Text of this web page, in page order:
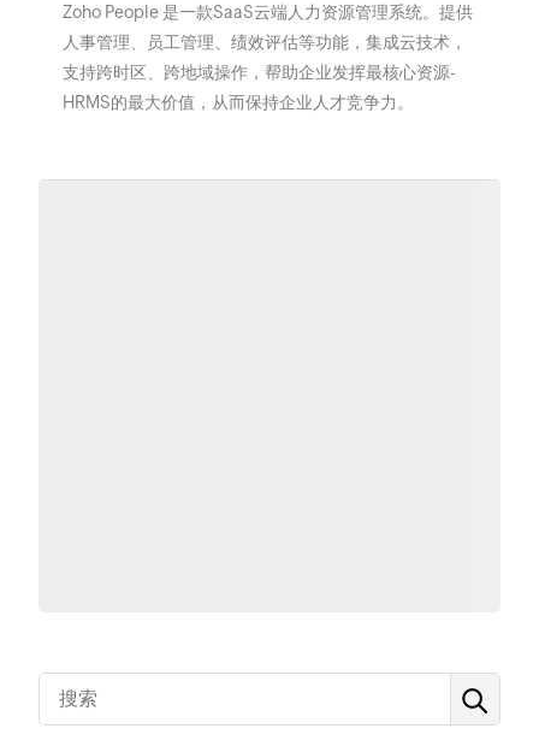
Zoho People 是一款SaaS云端人力资源管理系统。提供
人事管理、员工管理、绩效评估等功能，集成云技术，
支持跨时区、跨地域操作，帮助企业发挥最核心资源-
HRMS的最大价值，从而保持企业人才竞争力。